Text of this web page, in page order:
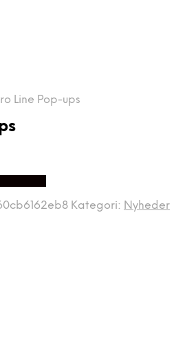
Line Pop-ups
Kategori: Nyheder